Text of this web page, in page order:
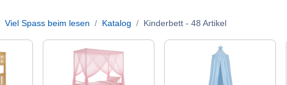
Viel Spass beim lesen Katalog Kinderbett- 48 Artikel